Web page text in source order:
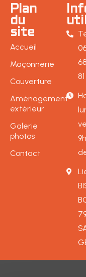
Plan
du
site
Accueil
Maçonnerie
Couverture
Aménagement
extérieur
Galerie
photos
Contact
81